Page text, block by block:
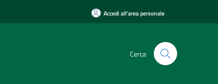
Accedi all'area personale
Cerca